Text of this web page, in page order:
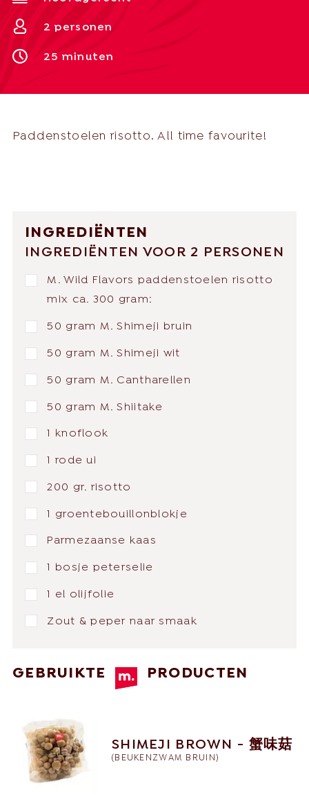
2 personen
25 minuten
Paddenstoelen risotto. All time favourite!
INGREDIËNTEN
INGREDIËNTEN VOOR 2 PERSONEN
M. Wild Flavors paddenstoelen risotto
mix ca. 300 gram:
50 gram M. Shimeji bruin
50 gram M. Shimeji wit
50 gram M. Cantharellen
50 gram M. Shiitake
1 knoflook
1 rode ui
200 gr. risotto
1 groentebouillonblokje
Parmezaanse kaas
1 bosje peterselie
1 el olijfolie
Zout & peper naar smaak
GEBRUIKTE PRODUCTEN
SHIMEJI BROWN - 蟹味菇
(BEUKENZWAM BRUIN )